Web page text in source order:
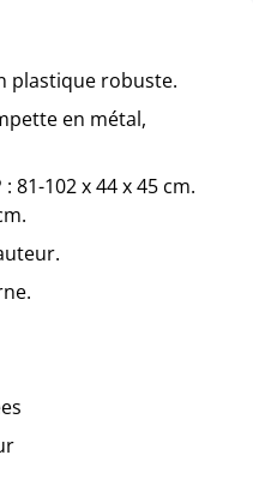
plastique robuste.
en métal,
81-102 x 44 x 45 cm.